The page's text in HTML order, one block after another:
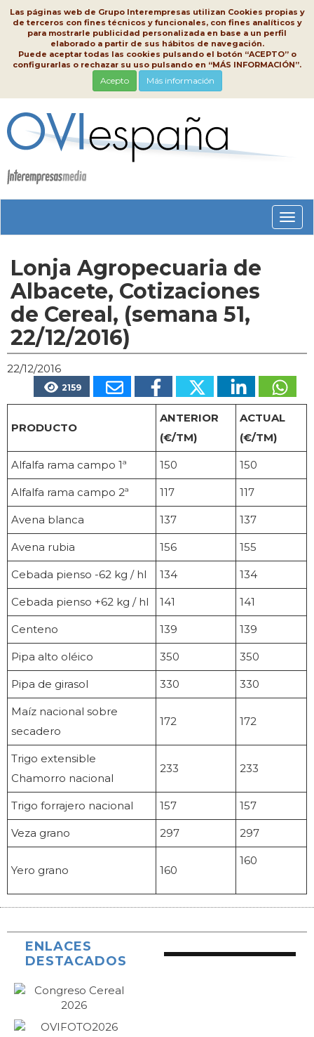
Las páginas web de Grupo Interempresas utilizan Cookies propias y
de terceros con fines técnicos y funcionales, con fines analíticos y
para mostrarle publicidad personalizada en base a un perfil
elaborado a partir de sus hábitos de navegación.
Puede aceptar todas las cookies pulsando el botón “ACEPTO” o
configurarlas o rechazar su uso pulsando en “MÁS INFORMACIÓN”.
Acepto Más información
Lonja Agropecuaria de
Albacete, Cotizaciones
de Cereal, (semana 51,
22/12/2016)
22/12/2016
2159
PRODUCTO
ANTERIOR
(€/TM)
ACTUAL
(€/TM)
Alfalfa rama campo 1ª 150 150
Alfalfa rama campo 2ª 117 117
Avena blanca 137 137
Avena rubia 156 155
Cebada pienso -62 kg / hl 134 134
Cebada pienso +62 kg / hl 141 141
Centeno 139 139
Pipa alto oléico 350 350
Pipa de girasol 330 330
Maíz nacional sobre
secadero
172 172
Trigo extensible
Chamorro nacional
233 233
Trigo forrajero nacional 157 157
Veza grano 297 297
Yero grano 160
160
ENLACES
DESTACADOS